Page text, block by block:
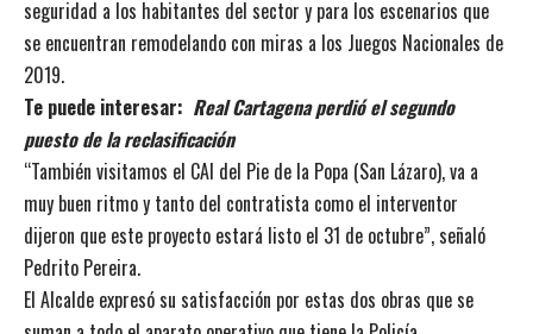
seguridad a los habitantes del sector y para los escenarios que
se encuentran remodelando con miras a los Juegos Nacionales de
2019.
Te puede interesar: Real Cartagena perdió el segundo
puesto de la reclasificación
“También visitamos el CAI del Pie de la Popa (San Lázaro), va a
muy buen ritmo y tanto del contratista como el interventor
dijeron que este proyecto estará listo el 31 de octubre”, señaló
Pedrito Pereira.
El Alcalde expresó su satisfacción por estas dos obras que se